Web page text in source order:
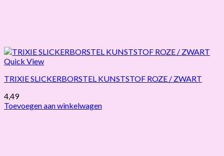
Quick View
TRIXIE SLICKERBORSTEL KUNSTSTOF ROZE / ZWART
4,49
Toevoegen aan winkelwagen